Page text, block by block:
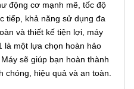
động cơ mạnh mẽ, tốc độ
tiếp, khả năng sử dụng đa
và thiết kế tiện lợi, máy
là một lựa chọn hoàn hảo
sẽ giúp bạn hoàn thành
chóng, hiệu quả và an toàn.